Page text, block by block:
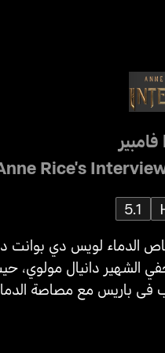
Rice's
5.1
مصاص الدماء لويس دي بوانت
الشهير دانيال مولوي،
في باريس مع مصاصة